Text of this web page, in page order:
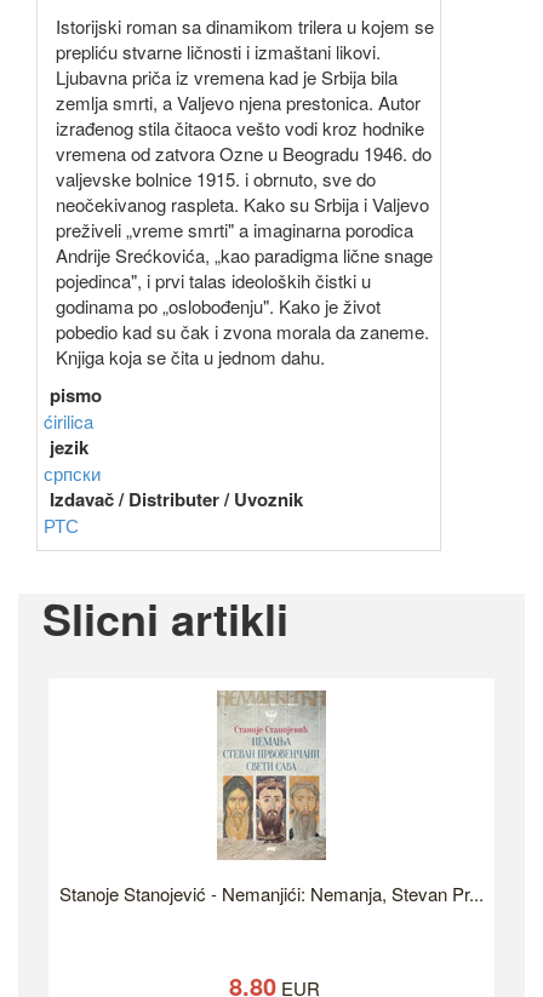
Istorijski roman sa dinamikom trilera u kojem se
prepliću stvarne ličnosti i izmaštani likovi.
Ljubavna priča iz vremena kad je Srbija bila
zemlja smrti, a Valjevo njena prestonica. Autor
izrađenog stila čitaoca vešto vodi kroz hodnike
vremena od zatvora Ozne u Beogradu 1946. do
valjevske bolnice 1915. i obrnuto, sve do
neočekivanog raspleta. Kako su Srbija i Valjevo
preživeli „vreme smrti" a imaginarna porodica
Andrije Srećkovića, „kao paradigma lične snage
pojedinca", i prvi talas ideoloških čistki u
godinama po „oslobođenju". Kako je život
pobedio kad su čak i zvona morala da zaneme.
Knjiga koja se čita u jednom dahu.
pismo
ćirilica
jezik
српски
Izdavač / Distributer / Uvoznik
РТС
Slicni artikli
Stanoje Stanojević - Nemanjići: Nemanja, Stevan Pr...
8.80 EUR